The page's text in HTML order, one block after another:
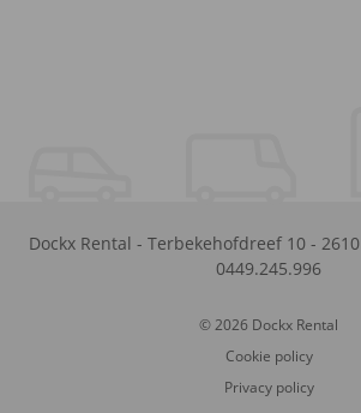
Dockx Rental - Terbekehofdreef 10 - 2610
0449.245.996
© 2026 Dockx Rental
Cookie policy
Privacy policy